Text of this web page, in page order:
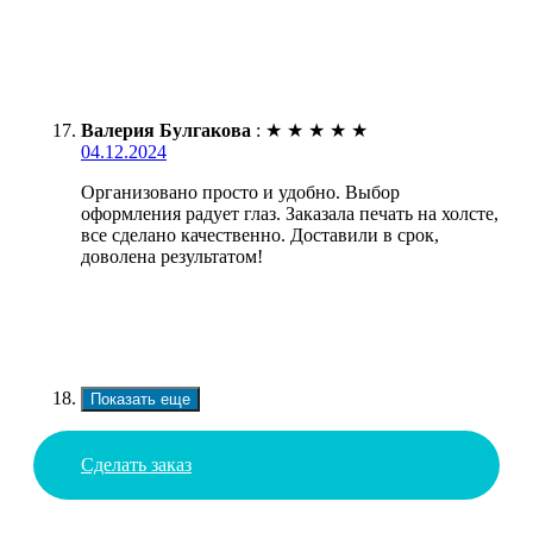
Валерия Булгакова : ★ ★ ★ ★ ★
04.12.2024
Организовано просто и удобно. Выбор
оформления радует глаз. Заказала печать на холсте,
все сделано качественно. Доставили в срок,
доволена результатом!
Показать еще
Сделать заказ